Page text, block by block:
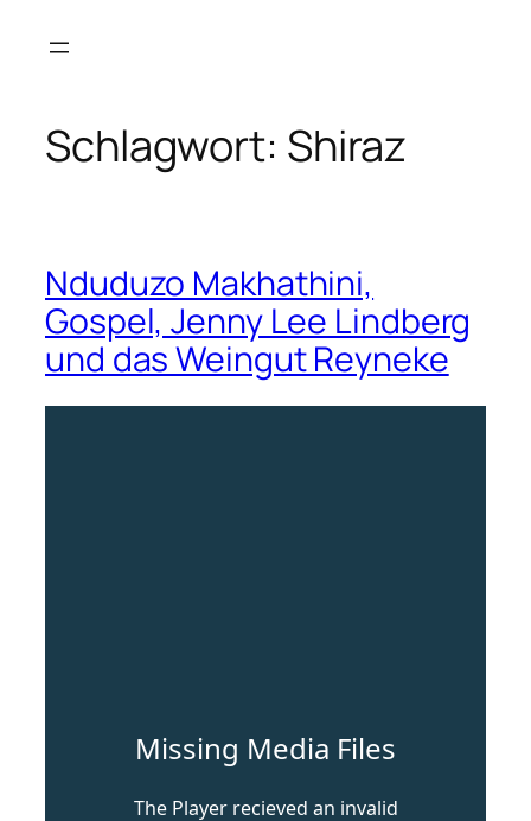
Inhalt
Schlagwort: Shiraz
Nduduzo Makhathini,
Gospel, Jenny Lee Lindberg
und das Weingut Reyneke